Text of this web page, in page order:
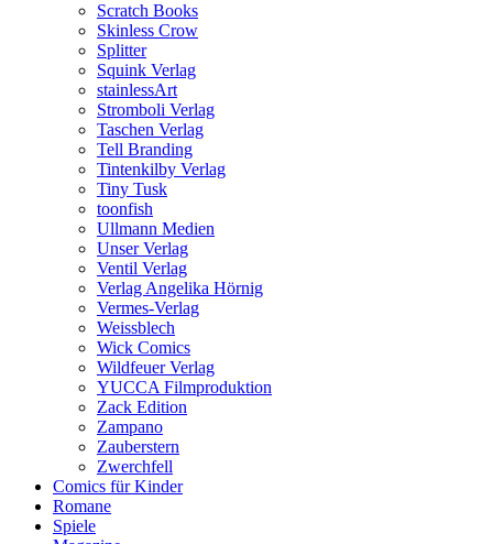
Scratch Books
Skinless Crow
Splitter
Squink Verlag
stainlessArt
Stromboli Verlag
Taschen Verlag
Tell Branding
Tintenkilby Verlag
Tiny Tusk
toonfish
Ullmann Medien
Unser Verlag
Ventil Verlag
Verlag Angelika Hörnig
Vermes-Verlag
Weissblech
Wick Comics
Wildfeuer Verlag
YUCCA Filmproduktion
Zack Edition
Zampano
Zauberstern
Zwerchfell
Comics für Kinder
Romane
Spiele